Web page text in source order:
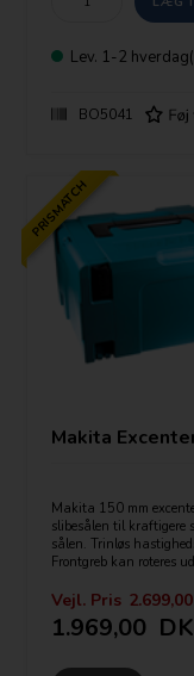
Lev. 1-2
BO5041
PRISMATCH
Makita
Makita 150 mm
slibesålen til kraftigere
sålen. Trinløs
Frontgreb kan roteres
Vejl. Pris 2.699,00
1.969,00